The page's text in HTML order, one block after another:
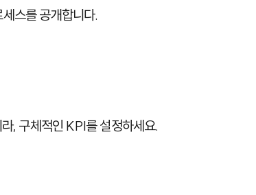
스를 공개합니다.
, 구체적인 KPI를 설정하세요.